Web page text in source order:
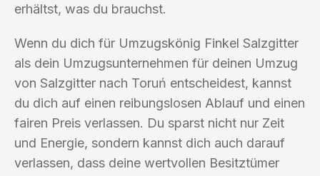
erhältst, was du brauchst.
Wenn du dich für Umzugskönig Finkel Salzgitter
als dein Umzugsunternehmen für deinen Umzug
von Salzgitter nach Toruń entscheidest, kannst
du dich auf einen reibungslosen Ablauf und einen
fairen Preis verlassen. Du sparst nicht nur Zeit
und Energie, sondern kannst dich auch darauf
verlassen, dass deine wertvollen Besitztümer